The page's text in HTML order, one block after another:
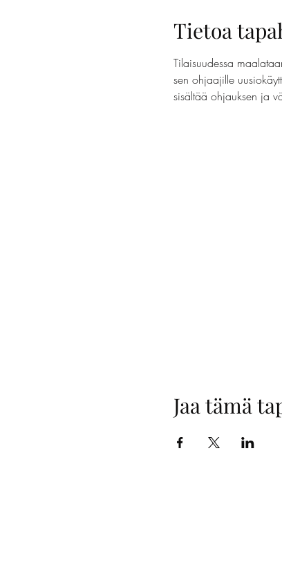
Tietoa
Tilaisuudessa
sen ohjaajille
sisältää ohjauksen ja
Jaa tämä